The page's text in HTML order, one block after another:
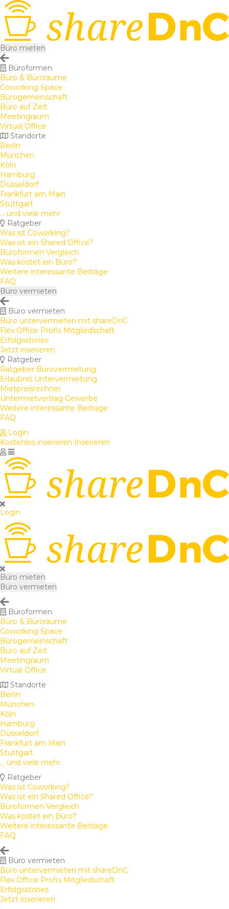
Büro mieten
Büroformen
Büro & Büroräume
Coworking Space
Bürogemeinschaft
Büro auf Zeit
Meetingraum
Virtual Office
Standorte
Berlin
München
Köln
Hamburg
Düsseldorf
Frankfurt am Main
Stuttgart
... und viele mehr
Ratgeber
Was ist Coworking?
Was ist ein Shared Office?
Büroformen Vergleich
Was kostet ein Büro?
Weitere interessante Beiträge
FAQ
Büro vermieten
Büro vermieten
Büro untervermieten mit shareDnC
Flex Office Profis Mitgliedschaft
Erfolgsstories
Jetzt inserieren
Ratgeber
Ratgeber Bürovermietung
Erlaubnis Untervermietung
Mietpreisrechner
Untermietvertrag Gewerbe
Weitere interessante Beiträge
FAQ
Login
Kostenlos inserieren Inserieren
Login
Büro mieten
Büro vermieten
Büroformen
Büro & Büroräume
Coworking Space
Bürogemeinschaft
Büro auf Zeit
Meetingraum
Virtual Office
Standorte
Berlin
München
Köln
Hamburg
Düsseldorf
Frankfurt am Main
Stuttgart
... und viele mehr
Ratgeber
Was ist Coworking?
Was ist ein Shared Office?
Büroformen Vergleich
Was kostet ein Büro?
Weitere interessante Beiträge
FAQ
Büro vermieten
Büro untervermieten mit shareDnC
Flex Office Profis Mitgliedschaft
Erfolgsstories
Jetzt inserieren